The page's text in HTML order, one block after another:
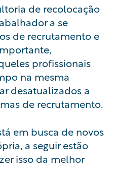
de recolocação
a se
de recrutamento e
profissionais
na mesma
desatualizados a
de recrutamento.
em busca de novos
a seguir estão
isso da melhor